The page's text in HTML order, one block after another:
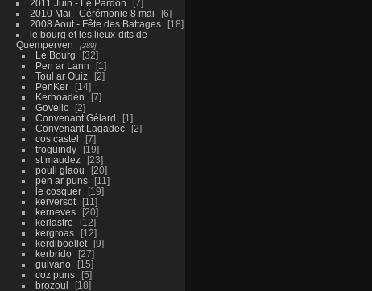
2011 Juin - Le Pardon
7
2010 Mai - Cérémonie 8 mai
6
2008 Aout - Fête des Battages
18
le bourg et les lieux-dits de
Quemperven
289
Le Bourg
32
Pen ar Lann
1
Toul ar Ouiz
2
PenKer
14
Kerhoaden
7
Govelic
2
Convenant Gélard
1
Convenant Lagadec
2
cos castel
7
troguindy
19
st maudez
23
poull glaou
20
pen ar puns
11
le cosquer
19
kerversot
11
kerneves
20
kerlastre
12
kergroas
12
kerdiboëllet
9
kerbrido
27
guivano
15
coz puns
5
brozoul
18